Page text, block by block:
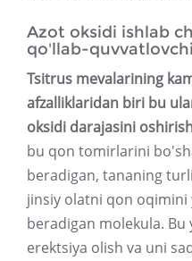
Azot oksidi ishlab
qo'llab-quvvatlovchi
Tsitrus mevalarining
afzalliklaridan biri bu
oksidi darajasini
bu qon tomirlarini
beradigan, tananing
jinsiy olatni qon oqimini
beradigan molekula.
erektsiya olish va uni